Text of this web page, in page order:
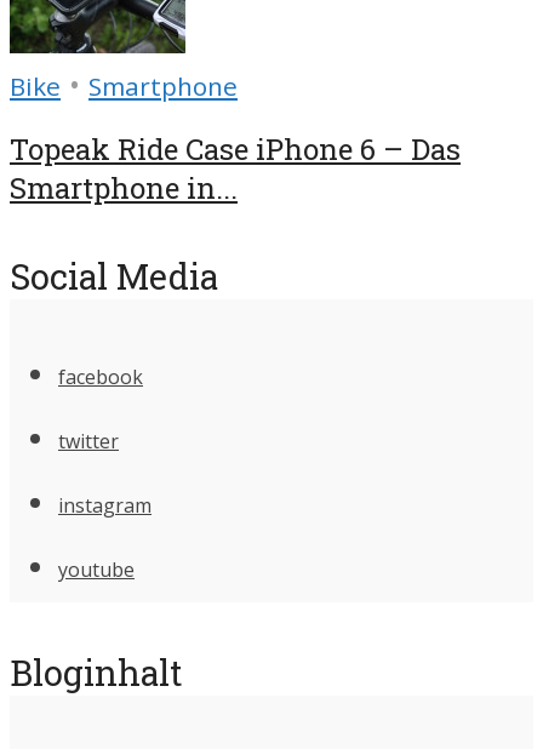
Bike • Smartphone
Topeak Ride Case iPhone 6 – Das
Smartphone in...
Social Media
facebook
twitter
instagram
youtube
Bloginhalt